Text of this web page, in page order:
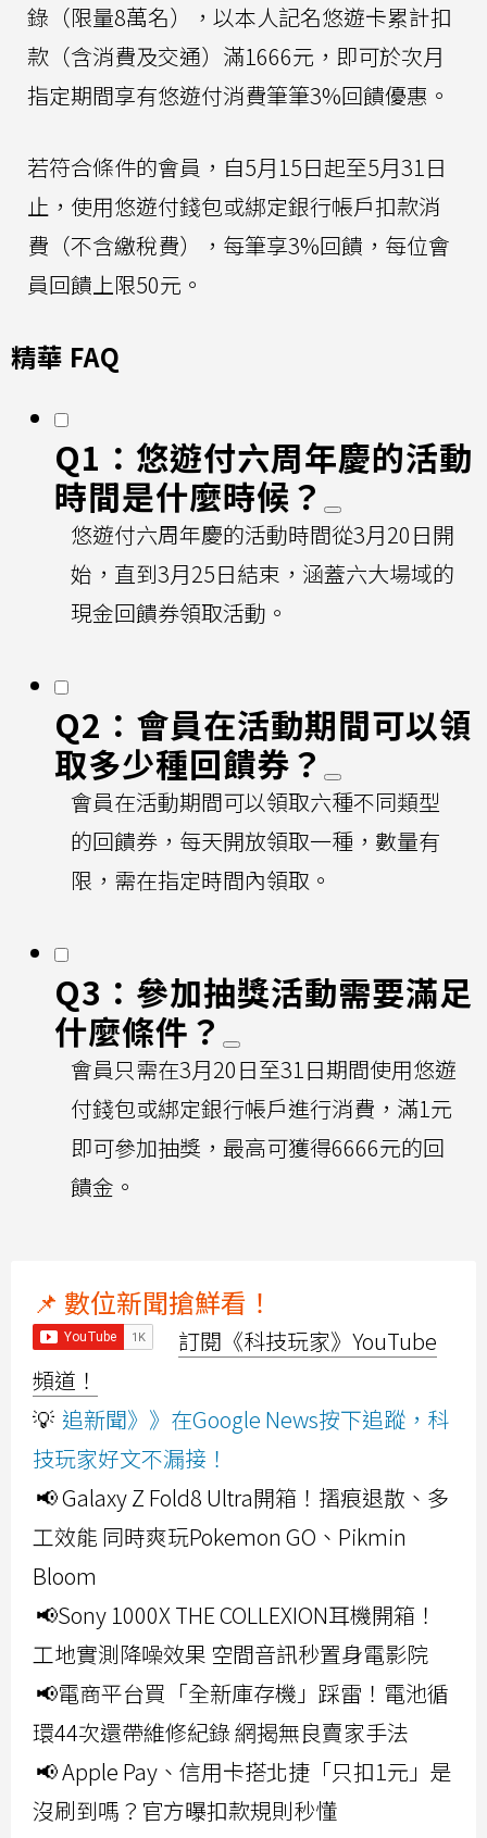
錄（限量8萬名），以本人記名悠遊卡累計扣
款（含消費及交通）滿1666元，即可於次月
指定期間享有悠遊付消費筆筆3%回饋優惠。
若符合條件的會員，自5月15日起至5月31日
止，使用悠遊付錢包或綁定銀行帳戶扣款消
費（不含繳稅費），每筆享3%回饋，每位會
員回饋上限50元。
精華 FAQ
Q1：悠遊付六周年慶的活動
時間是什麼時候？
悠遊付六周年慶的活動時間從3月20日開
始，直到3月25日結束，涵蓋六大場域的
現金回饋券領取活動。
Q2：會員在活動期間可以領
取多少種回饋券？
會員在活動期間可以領取六種不同類型
的回饋券，每天開放領取一種，數量有
限，需在指定時間內領取。
Q3：參加抽獎活動需要滿足
什麼條件？
會員只需在3月20日至31日期間使用悠遊
付錢包或綁定銀行帳戶進行消費，滿1元
即可參加抽獎，最高可獲得6666元的回
饋金。
📌 數位新聞搶鮮看！
訂閱《科技玩家》YouTube
頻道！
💡 追新聞》》在Google News按下追蹤，科
技玩家好文不漏接！
📢 Galaxy Z Fold8 Ultra開箱！摺痕退散、多
工效能 同時爽玩Pokemon GO、Pikmin
Bloom
📢Sony 1000X THE COLLEXION耳機開箱！
工地實測降噪效果 空間音訊秒置身電影院
📢電商平台買「全新庫存機」踩雷！電池循
環44次還帶維修紀錄 網揭無良賣家手法
📢 Apple Pay、信用卡搭北捷「只扣1元」是
沒刷到嗎？官方曝扣款規則秒懂